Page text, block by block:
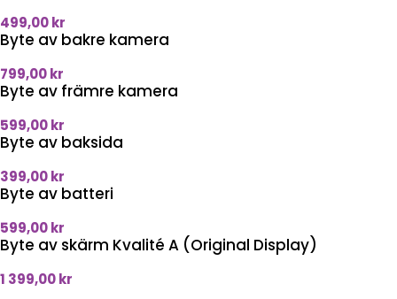
499,00kr
Byte av bakre kamera
799,00kr
Byte av främre kamera
599,00kr
Byte av baksida
399,00kr
Byte av batteri
599,00kr
Byte av skärm Kvalité A (Original Display)
1 399,00kr